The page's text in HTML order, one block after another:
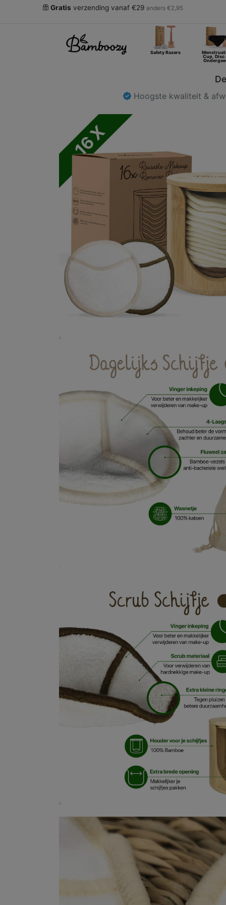
Gratis verzending vanaf €29 anders €2,95
Safety Razors
Cup, Disc
Hoogste kwaliteit &